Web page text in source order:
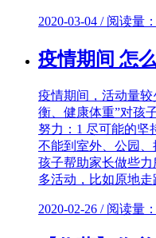
2020-03-04 / 阅读量
疫情期间 怎
疫情期间，活动量
衡、健康体重”对孩
努力：1 尽可能的坚
不能到室外、公园
孩子帮助家长做些
多活动，比如原地
2020-02-26 / 阅读量